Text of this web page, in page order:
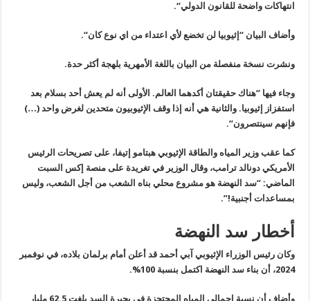
انتهاكات واضحة للقانون الدولي“.
وأضاف البيان “إثيوبيا لن تخضع لأي اعتداء من اي نوع كان“.
ونشرت نسخة منفصلة من البيان باللغة الأمهرية بلهجة أكثر حدة.
وجاء فيها “هناك حقيقتان أكدهما العالم. الأولى أنه لم يعش أحد بسلام بعد
استفزاز إثيوبيا. والثانية هي أنه إذا وقف الإثيوبيون متحدين لغرض واحد (…)
فإنهم سينتصرون“.
كما عقب وزير المياه والطاقة الإثيوبي هبتامو إتيفا، على تصريحات الرئيس
الأمريكي دونالد ترامب، وقال الوزير في تغريدة على منصة إكس السبت
الماضي: “سد النهضة هو مشروع محلي بناه الشعب من أجل الشعب، وليس
بمساعدات أجنبية!”.
أخطار سد النهضة
وكان رئيس الوزراء الإثيوبي آبي أحمد قد أعلن أمام برلمان بلاده، في نوفمبر
2024، أن بناء سد النهضة اكتمل بنسبة 100
%.
وأضاف أن نسبة إجمالي المياه المحتجزة في بحيرة السد بلغت 62.5 مليار